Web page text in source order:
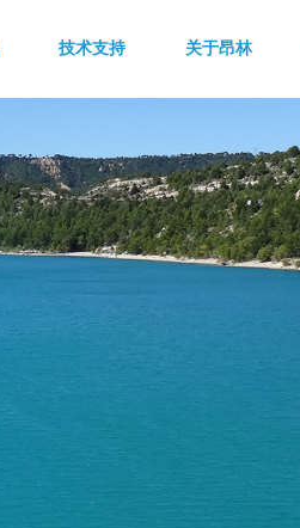
技术支持 关于昂林